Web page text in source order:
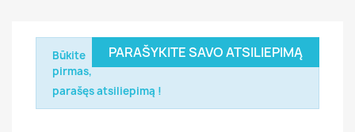
PARAŠYKITE SAVO ATSILIEPIMĄ
Būkite
pirmas,
parašęs atsiliepimą !